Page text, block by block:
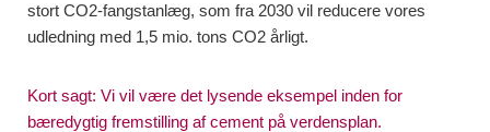
stort CO2-fangstanlæg, som fra 2030 vil reducere vores
udledning med 1,5 mio. tons CO2 årligt.
Kort sagt: Vi vil være det lysende eksempel inden for
bæredygtig fremstilling af cement på verdensplan.